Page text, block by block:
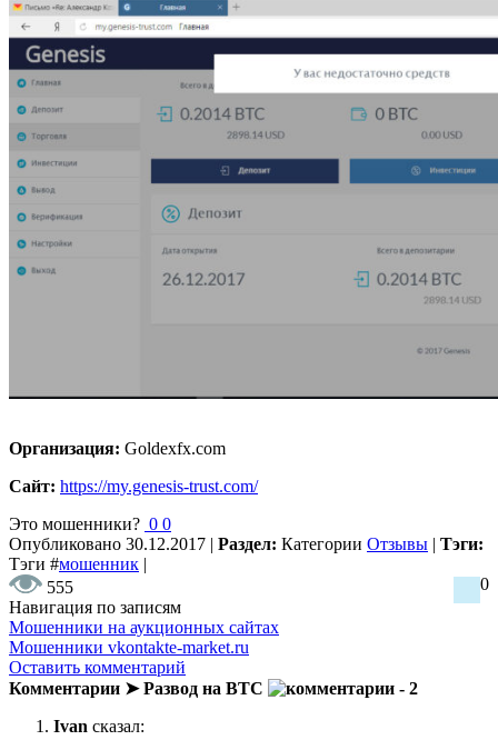
Организация: Goldexfx.com
Сайт: https://my.genesis-trust.com/
Это мошенники? 0 0
Опубликовано 30.12.2017 | Раздел: Категории Отзывы | Тэги:
Тэги #мошенник |
555
0
Навигация по записям
Мошенники на аукционных сайтах
Мошенники vkontakte-market.ru
Оставить комментарий
Комментарии ➤ Развод на BTC
- 2
Ivan сказал: